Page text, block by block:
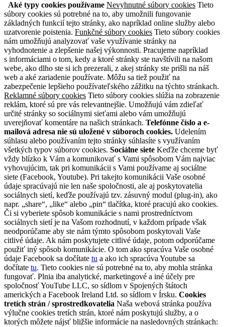
Aké typy cookies používame Nevyhnutné súbory cookies Tieto
súbory cookies sú potrebné na to, aby umožnili fungovanie
základných funkcií tejto stránky, ako napríklad online služby alebo
uzatvorenie poistenia. Funkčné súbory cookies Tieto súbory cookies
nám umožňujú analyzovať vaše využívanie stránky na
vyhodnotenie a zlepšenie našej výkonnosti. Pracujeme napríklad
s informáciami o tom, kedy a ktoré stránky ste navštívili na našom
webe, ako dlho ste si ich prezerali, z akej stránky ste prišli na náš
web a aké zariadenie používate. Môžu sa tiež použiť na
zabezpečenie lepšieho používateľského zážitku na týchto stránkach.
Reklamné súbory cookies Tieto súbory cookies slúžia na zobrazenie
reklám, ktoré sú pre vás relevantnejšie. Umožňujú vám zdieľať
určité stránky so sociálnymi sieťami alebo vám umožňujú
uverejňovať komentáre na našich stránkach. Telefónne číslo a e-
mailová adresa nie sú uložené v súboroch cookies. Udelením
súhlasu alebo používaním tejto stránky súhlasíte s využívaním
všetkých typov súborov cookies. Sociálne siete Keďže chceme byť
vždy blízko k Vám a komunikovať s Vami spôsobom Vám najviac
vyhovujúcim, tak pri komunikácii s Vami používame aj sociálne
siete (Facebook, Youtube). Pri takejto komunikácii Vaše osobné
údaje spracúvajú nie len naše spoločnosti, ale aj poskytovatelia
sociálnych sietí, keďže používajú tzv. zásuvný modul (plug-in), ako
napr. „share“, „like“ alebo „pin“ tlačítka, ktoré pracujú ako cookies.
Či si vyberiete spôsob komunikácie s nami prostredníctvom
sociálnych sietí je na Vašom rozhodnutí, v každom prípade však
neodporúčame aby ste nám týmto spôsobom poskytovali Vaše
citlivé údaje. Ak nám poskytujete citlivé údaje, potom odporúčame
použiť iný spôsob komunikácie. O tom ako spracúva Vaše osobné
údaje Facebook sa dočítate tu a ako ich spracúva Youtube sa
dočítate tu. Tieto cookies nie sú potrebné na to, aby mohla stránka
fungovať. Plnia iba analytické, marketingové a iné účely pre
spoločnosť YouTube LLC, so sídlom v Spojených štátoch
amerických a Facebook Ireland Ltd. so sídlom v Írsku. Cookies
tretích strán / sprostredkovatelia Naša webová stránka používa
výlučne cookies tretích strán, ktoré nám poskytujú služby, a o
ktorých môžete nájsť bližšie informácie na nasledovných stránkach: